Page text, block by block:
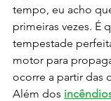
tempo, eu acho
primeiras vezes. É
tempestade
motor para
ocorre a partir das
Além dos